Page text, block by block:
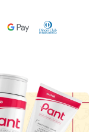
Google PayDiners Club